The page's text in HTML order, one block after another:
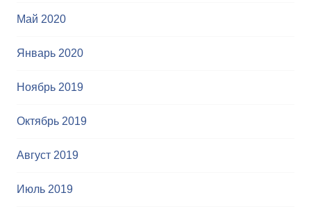
Май 2020
Январь 2020
Ноябрь 2019
Октябрь 2019
Август 2019
Июль 2019